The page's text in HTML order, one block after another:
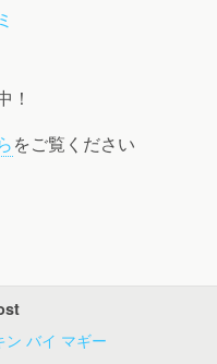
！
をご覧ください
ン バイ マギー